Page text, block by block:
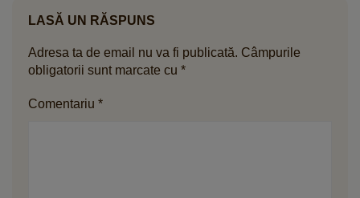
LASĂ UN RĂSPUNS
Adresa ta de email nu va fi publicată. Câmpurile
obligatorii sunt marcate cu *
Comentariu *